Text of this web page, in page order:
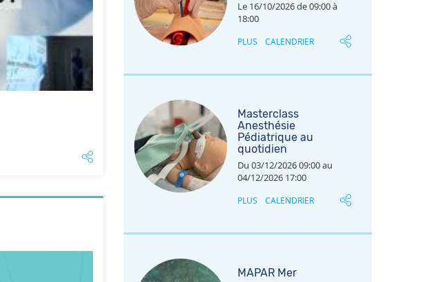
Le 16/10/2026 de 09:00 à
18:00
PLUS CALENDRIER
Masterclass
Anesthésie
Pédiatrique au
quotidien
Du 03/12/2026 09:00 au
04/12/2026 17:00
PLUS CALENDRIER
MAPAR Mer